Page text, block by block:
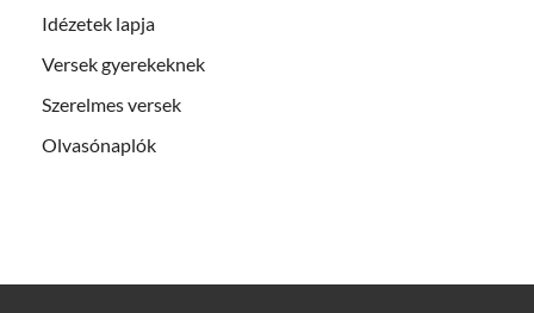
Idézetek lapja
Versek gyerekeknek
Szerelmes versek
Olvasónaplók